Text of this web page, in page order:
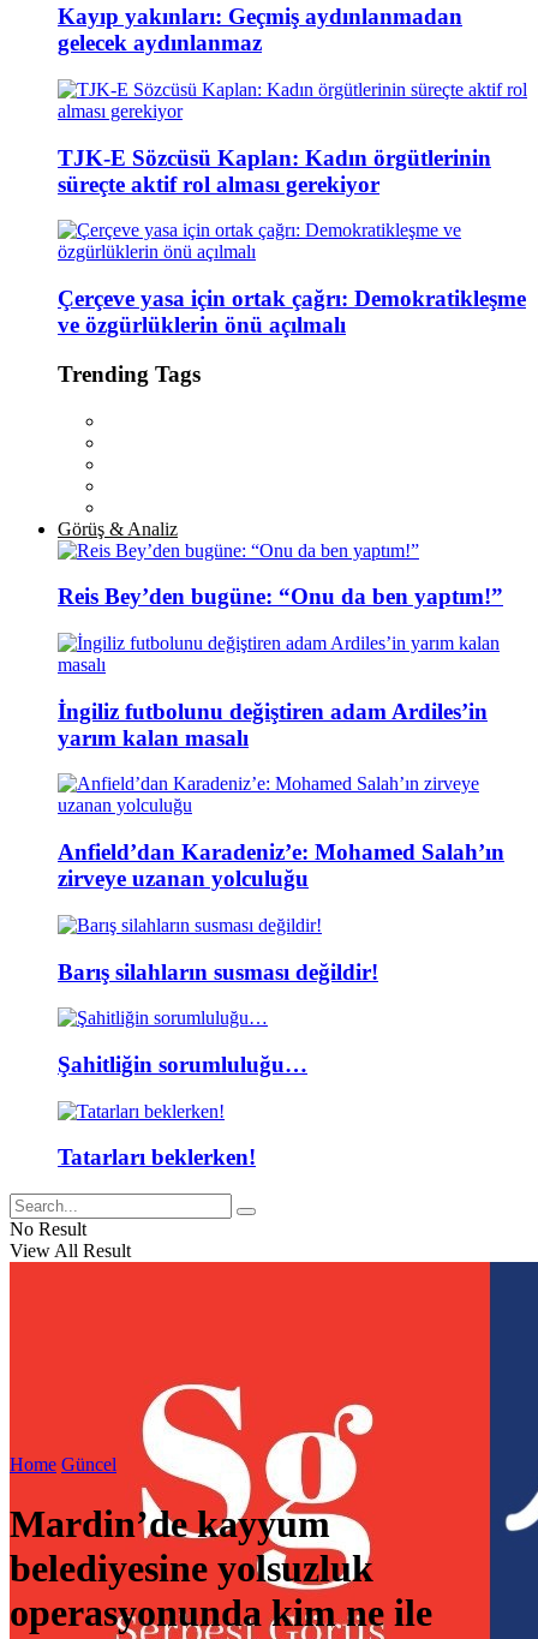
Kayıp yakınları: Geçmiş aydınlanmadan
gelecek aydınlanmaz
TJK-E Sözcüsü Kaplan: Kadın örgütlerinin
süreçte aktif rol alması gerekiyor
Çerçeve yasa için ortak çağrı: Demokratikleşme
ve özgürlüklerin önü açılmalı
Trending Tags
Görüş & Analiz
Reis Bey’den bugüne: “Onu da ben yaptım!”
İngiliz futbolunu değiştiren adam Ardiles’in
yarım kalan masalı
Anfield’dan Karadeniz’e: Mohamed Salah’ın
zirveye uzanan yolculuğu
Barış silahların susması değildir!
Şahitliğin sorumluluğu…
Tatarları beklerken!
No Result
View All Result
Home Güncel
Mardin’de kayyum
belediyesine yolsuzluk
operasyonunda kim ne ile